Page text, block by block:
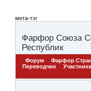
мета-тэг
Фарфор Союза
Республик
Форум Фарфор
Переводчик
Участники